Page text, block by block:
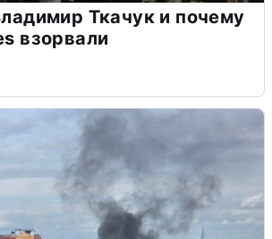
Ткачук и почему
взорвали